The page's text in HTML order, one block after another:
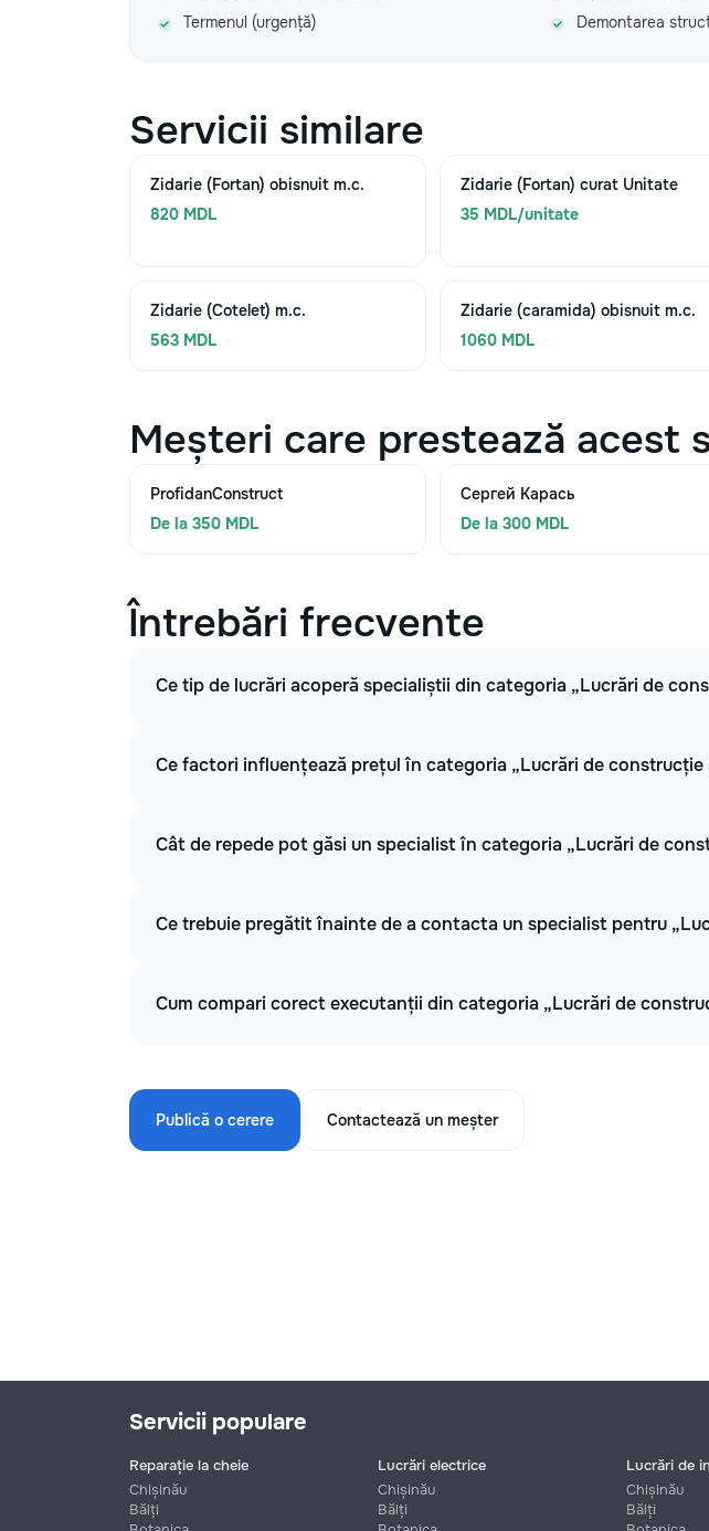
Termenul (urgență)
Demontarea
Servicii similare
Zidarie (Fortan) obisnuit m.c.
820 MDL
Zidarie (Fortan) curat Unitate
35 MDL/unitate
Zidarie (Cotelet) m.c.
563 MDL
Zidarie (caramida) obisnuit m.c.
1060 MDL
Meșteri care prestează acest
ProfidanConstruct
De la 350 MDL
Сергей Карась
De la 300 MDL
Întrebări frecvente
Ce tip de lucrări acoperă specialiștii din categoria „Lucrări de
Ce factori influențează prețul în categoria „Lucrări de construcție
Cât de repede pot găsi un specialist în categoria „Lucrări de
Ce trebuie pregătit înainte de a contacta un specialist pentru
Cum compari corect executanții din categoria „Lucrări de
Publică o cerere Contactează un meșter
Servicii populare
Reparație la cheie
Chișinău
Bălți
Lucrări electrice
Chișinău
Bălți
Lucrări de
Chișinău
Bălți